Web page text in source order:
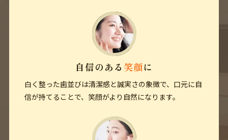
自信のある 笑顔に
白く整った歯並びは清潔感と誠実さの象徴で、口元に自
信が持てることで、笑顔がより自然になります。